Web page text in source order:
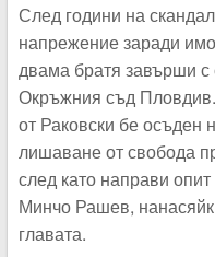
След години на
напрежение заради
двама братя завърши с
Окръжния съд
от Раковски бе осъден
лишаване от свобода
след като направи
Минчо Рашев,
главата.